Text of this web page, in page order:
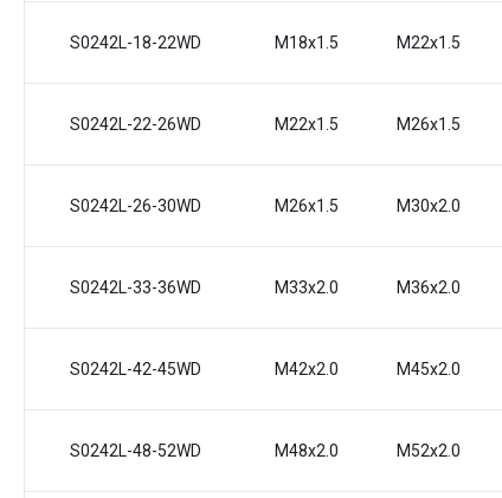
S0242L-18-22WD M18x1.5 M22x1.5
S0242L-22-26WD M22x1.5 M26x1.5
S0242L-26-30WD M26x1.5 M30x2.0
S0242L-33-36WD M33x2.0 M36x2.0
S0242L-42-45WD M42x2.0 M45x2.0
S0242L-48-52WD M48x2.0 M52x2.0